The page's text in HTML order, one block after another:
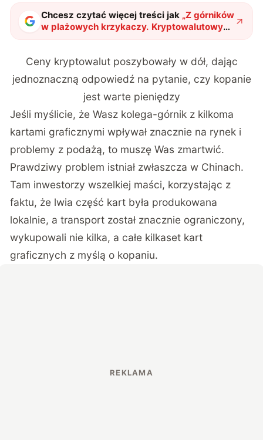
Chcesz czytać więcej treści jak „Z górników
w plażowych krzykaczy. Kryptowalutowy
krach zbiera swoje żniwa"?
Ceny kryptowalut poszybowały w dół, dając
jednoznaczną odpowiedź na pytanie, czy kopanie
jest warte pieniędzy
Jeśli myślicie, że Wasz kolega-górnik z kilkoma
kartami graficznymi wpływał znacznie na rynek i
problemy z podażą, to muszę Was zmartwić.
Prawdziwy problem istniał zwłaszcza w Chinach.
Tam inwestorzy wszelkiej maści, korzystając z
faktu, że lwia część kart była produkowana
lokalnie, a transport został znacznie ograniczony,
wykupowali nie kilka, a całe kilkaset kart
graficznych z myślą o kopaniu.